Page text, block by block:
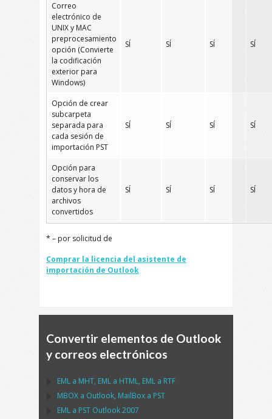
Correo
electrónico de
UNIX y MAC
preprocesamiento
opción (Convierte
la codificación
exterior para
Windows)
SÍ SÍ SÍ SÍ
Opción de crear
subcarpeta
separada para
cada sesión de
importación PST
SÍ SÍ SÍ SÍ
Opción para
conservar los
datos y hora de
archivos
convertidos
SÍ SÍ SÍ SÍ
* – por solicitud de
Comprar la licencia del asistente de
importación de Outlook
Convertir elementos de Outlook
y correos electrónicos
EML a MHT, EML a HTML, EML a RTF
MBOX a Outlook, MailBox a PST
EML a PST Outlook2007